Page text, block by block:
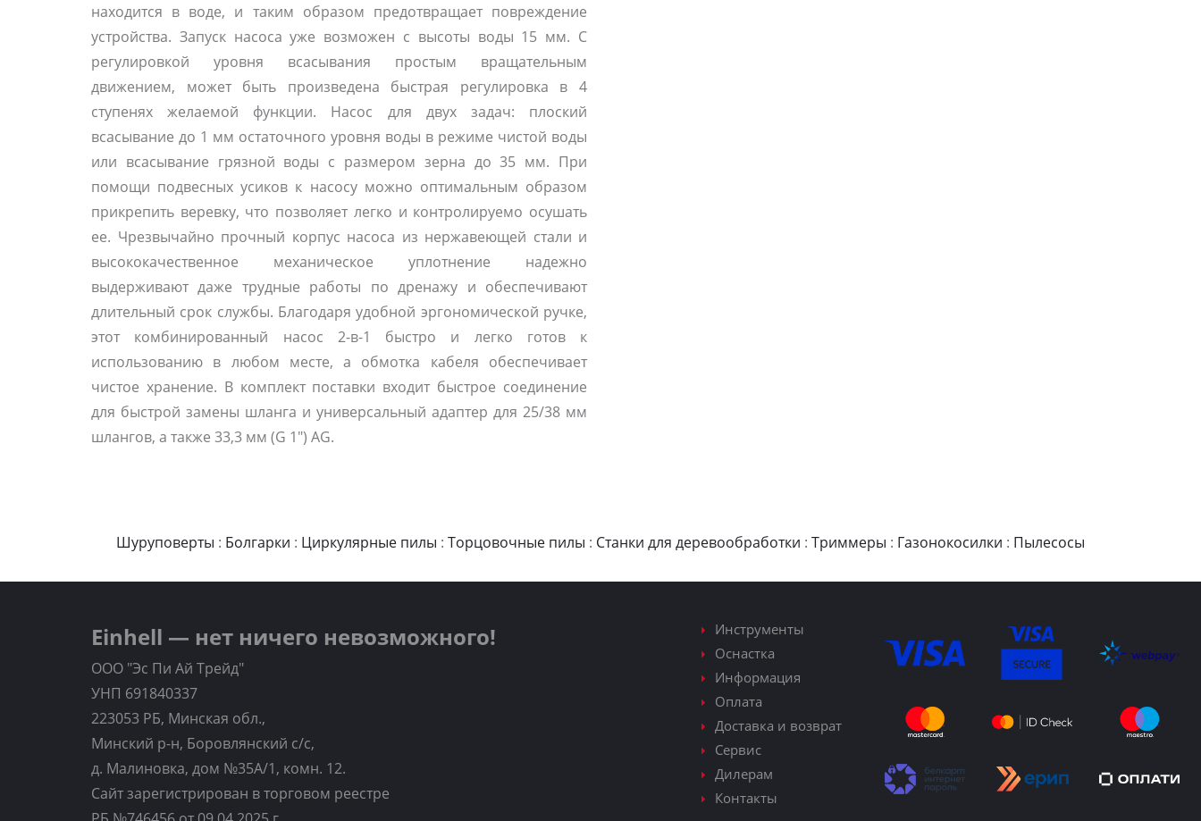
находится в воде, и таким образом предотвращает повреждение
устройства. Запуск насоса уже возможен с высоты воды 15 мм. С
регулировкой уровня всасывания простым вращательным
движением, может быть произведена быстрая регулировка в 4
ступенях желаемой функции. Насос для двух задач: плоский
всасывание до 1 мм остаточного уровня воды в режиме чистой воды
или всасывание грязной воды с размером зерна до 35 мм. При
помощи подвесных усиков к насосу можно оптимальным образом
прикрепить веревку, что позволяет легко и контролируемо осушать
ее. Чрезвычайно прочный корпус насоса из нержавеющей стали и
высококачественное механическое уплотнение надежно
выдерживают даже трудные работы по дренажу и обеспечивают
длительный срок службы. Благодаря удобной эргономической ручке,
этот комбинированный насос 2-в-1 быстро и легко готов к
использованию в любом месте, а обмотка кабеля обеспечивает
чистое хранение. В комплект поставки входит быстрое соединение
для быстрой замены шланга и универсальный адаптер для 25/38 мм
шлангов, а также 33,3 мм (G 1") AG.
Шуруповерты : Болгарки : Циркулярные пилы : Торцовочные пилы : Станки для деревообработки : Триммеры : Газонокосилки : Пылесосы
Einhell — нет ничего невозможного!
ООО "Эс Пи Ай Трейд"
УНП 691840337
223053 РБ, Минская обл.,
Минский р-н, Боровлянский с/с,
д. Малиновка, дом №35A/1, комн. 12.
Сайт зарегистрирован в торговом реестре
Инструменты
Оснастка
Информация
Оплата
Доставка и возврат
Сервис
Дилерам
Контакты